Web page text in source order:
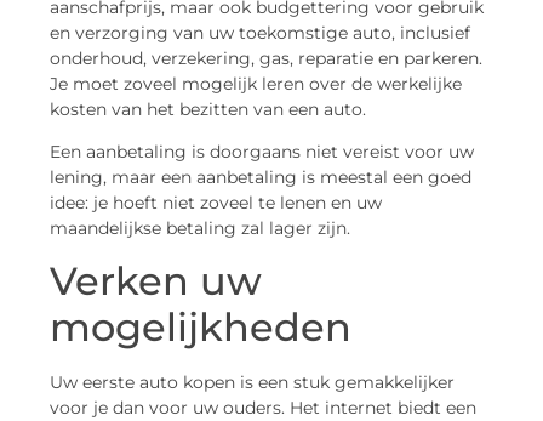
aanschafprijs, maar ook budgettering voor gebruik
en verzorging van uw toekomstige auto, inclusief
onderhoud, verzekering, gas, reparatie en parkeren.
Je moet zoveel mogelijk leren over de werkelijke
kosten van het bezitten van een auto.
Een aanbetaling is doorgaans niet vereist voor uw
lening, maar een aanbetaling is meestal een goed
idee: je hoeft niet zoveel te lenen en uw
maandelijkse betaling zal lager zijn.
Verken uw
mogelijkheden
Uw eerste auto kopen is een stuk gemakkelijker
voor je dan voor uw ouders. Het internet biedt een